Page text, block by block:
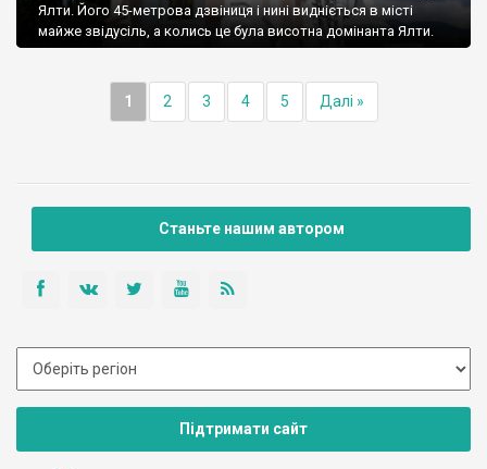
Ялти. Його 45-метрова дзвіниця і нині видніється в місті
майже звідусіль, а колись це була висотна домінанта Ялти.
1 2 3 4 5 Далі »
Станьте нашим автором
Підтримати сайт